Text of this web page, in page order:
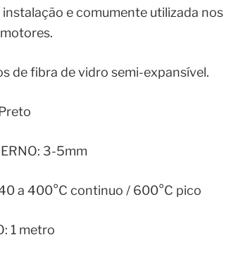
e comumente utilizada nos
de fibra de vidro semi-expansível.
3-5mm
a 400°C continuo / 600°C pico
1 metro